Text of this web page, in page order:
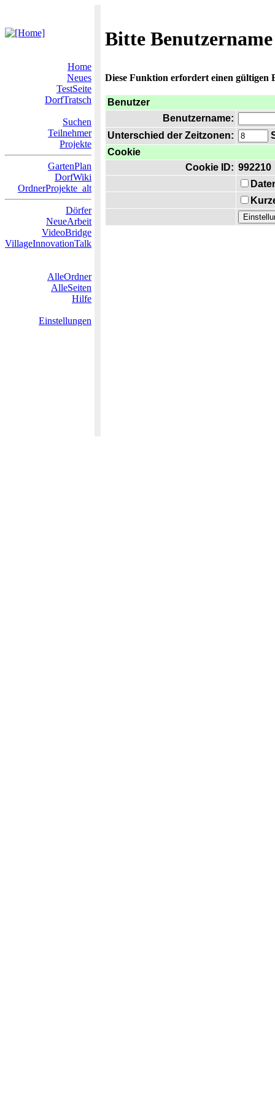
Bitte
Home
Neues
TestSeite
DorfTratsch
Suchen
Teilnehmer
Projekte
GartenPlan
DorfWiki
OrdnerProjekte_alt
Dörfer
NeueArbeit
VideoBridge
VillageInnovationTalk
AlleOrdner
AlleSeiten
Hilfe
Einstellungen
Diese Funktion erfordert einen gültigen
Benutzer
Benutzername:
Unterschied der Zeitzonen:
Cookie
Cookie ID: 992210